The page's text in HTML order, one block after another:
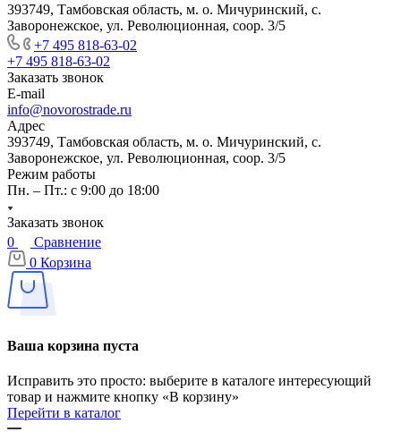
393749, Тамбовская область, м. о. Мичуринский, с.
Заворонежское, ул. Революционная, соор. 3/5
+7 495 818-63-02
+7 495 818-63-02
Заказать звонок
E-mail
info@novorostrade.ru
Адрес
393749, Тамбовская область, м. о. Мичуринский, с.
Заворонежское, ул. Революционная, соор. 3/5
Режим работы
Пн. – Пт.: с 9:00 до 18:00
Заказать звонок
0
Сравнение
0 Корзина
Ваша корзина пуста
Исправить это просто: выберите в каталоге интересующий
товар и нажмите кнопку «В корзину»
Перейти в каталог